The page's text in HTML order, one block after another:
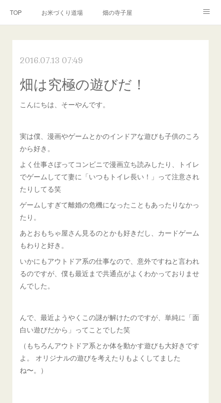
TOP お米づくり道場 畑の寺子屋
お問い合わせ リンク(SNS)
2016.07.13 07:49
畑は究極の遊びだ！
こんにちは、そーやんです。
実は僕、漫画やゲームとかのインドアな遊びも子供のころ
から好き。
よく仕事さぼってコンビニで漫画立ち読みしたり、トイレ
でゲームしてて妻に「いつもトイレ長い！」って注意され
たりしてる笑
ゲームしすぎて離婚の危機になったこともあったりなかっ
たり。
あとおもちゃ屋さん見るのとかも好きだし、カードゲーム
もわりと好き。
いかにもアウトドア系の仕事なので、意外ですねと言われ
るのですが、僕も最近まで共通点がよくわかっておりませ
んでした。
んで、最近ようやくこの謎が解けたのですが、単純に「面
白い遊びだから」ってことでした笑
（もちろんアウトドア系とか体を動かす遊びも大好きです
よ。 オリジナルの遊びを考えたりもよくしてました
ね〜。）